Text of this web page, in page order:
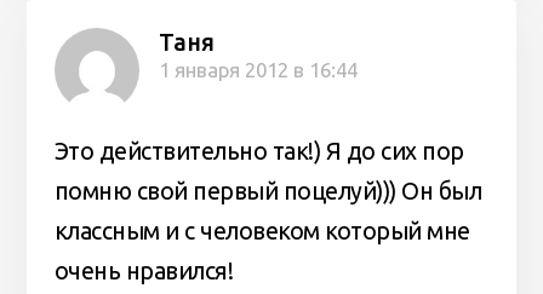
Таня
1 января 2012 в 16:44
Это действительно так!) Я до сих пор
помню свой первый поцелуй))) Он был
классным и с человеком который мне
очень нравился!